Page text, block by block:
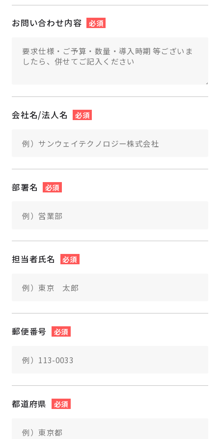
お問い合わせ内容 必須
会社名/法人名 必須
部署名 必須
担当者氏名 必須
郵便番号 必須
都道府県 必須